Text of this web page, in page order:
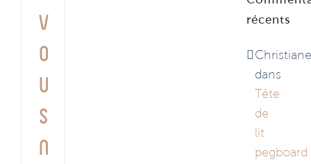
v
o
u
s
n
récents
dans
Tête
de
lit
pegboard